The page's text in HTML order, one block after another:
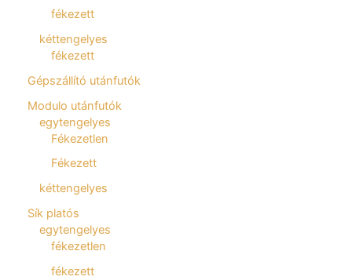
fékezett
kéttengelyes
fékezett
Gépszállító utánfutók
Modulo utánfutók
egytengelyes
Fékezetlen
Fékezett
kéttengelyes
Sík platós
egytengelyes
fékezetlen
fékezett